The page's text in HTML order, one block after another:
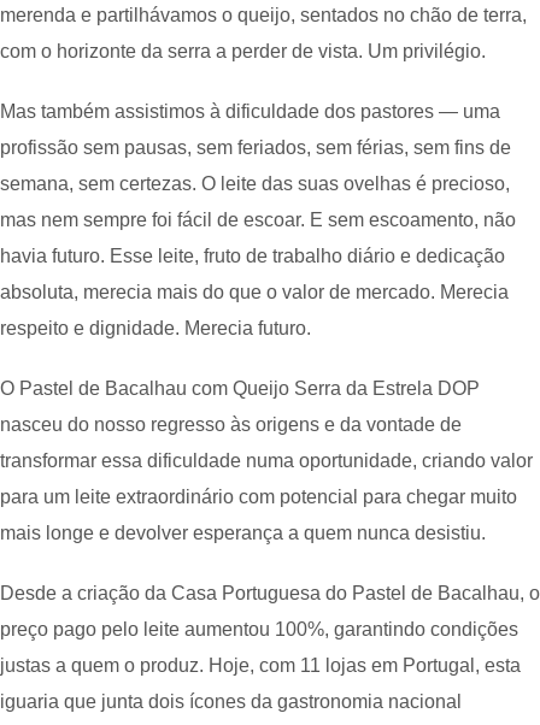
merenda e partilhávamos o queijo, sentados no chão de terra,
com o horizonte da serra a perder de vista. Um privilégio.
Mas também assistimos à dificuldade dos pastores — uma
profissão sem pausas, sem feriados, sem férias, sem fins de
semana, sem certezas. O leite das suas ovelhas é precioso,
mas nem sempre foi fácil de escoar. E sem escoamento, não
havia futuro. Esse leite, fruto de trabalho diário e dedicação
absoluta, merecia mais do que o valor de mercado. Merecia
respeito e dignidade. Merecia futuro.
O Pastel de Bacalhau com Queijo Serra da Estrela DOP
nasceu do nosso regresso às origens e da vontade de
transformar essa dificuldade numa oportunidade, criando valor
para um leite extraordinário com potencial para chegar muito
mais longe e devolver esperança a quem nunca desistiu.
Desde a criação da Casa Portuguesa do Pastel de Bacalhau, o
preço pago pelo leite aumentou 100%, garantindo condições
justas a quem o produz. Hoje, com 11 lojas em Portugal, esta
iguaria que junta dois ícones da gastronomia nacional